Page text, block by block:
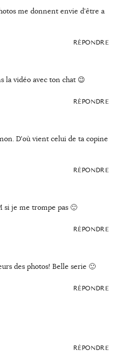
me donnent envie d'être a
RÉPONDRE
la vidéo avec ton chat 😉
RÉPONDRE
D'où vient celui de ta copine
RÉPONDRE
si je me trompe pas 🙂
RÉPONDRE
des photos! Belle serie 🙂
RÉPONDRE
RÉPONDRE